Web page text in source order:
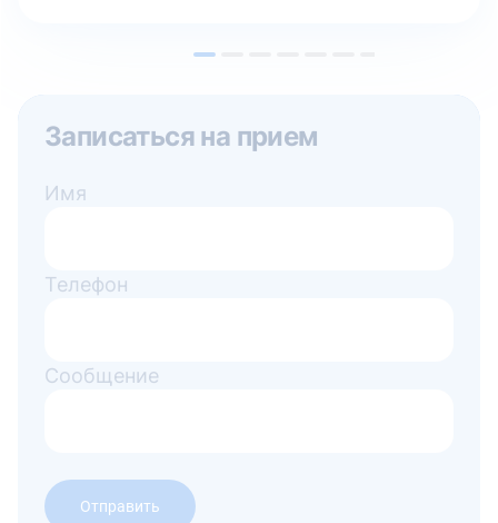
Записаться на прием
Имя
Телефон
Сообщение
Отправить